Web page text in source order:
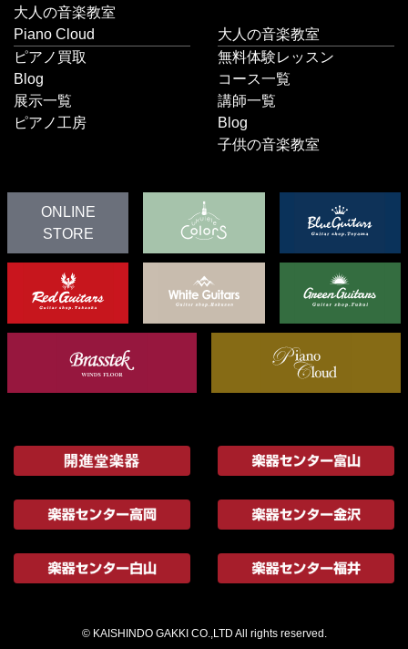
大人の音楽教室
Piano Cloud
ピアノ買取
Blog
展示一覧
ピアノ工房
大人の音楽教室
無料体験レッスン
コース一覧
講師一覧
Blog
子供の音楽教室
ONLINE
STORE
© KAISHINDO GAKKI CO.,LTD All rights reserved.